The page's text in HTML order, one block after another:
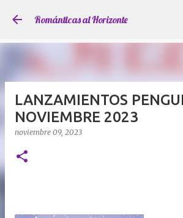
Ir al contenido
Románticas al Horizonte
LANZAMIENTOS
NOVIEMBRE 2023
noviembre 09, 2023